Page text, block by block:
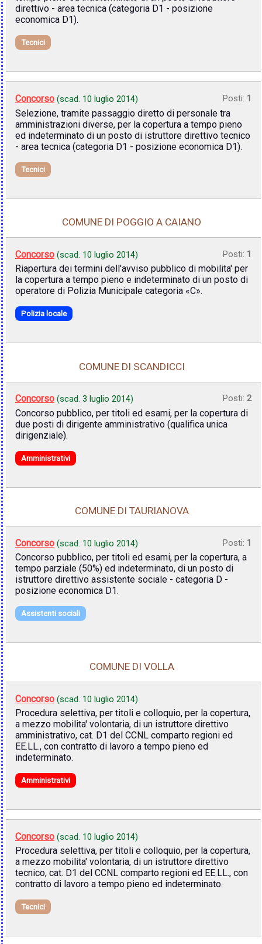
direttivo - area tecnica (categoria D1 - posizione
economica D1).
Tecnici
Concorso (scad. 10 luglio 2014) Posti: 1
Selezione, tramite passaggio diretto di personale tra
amministrazioni diverse, per la copertura a tempo pieno
ed indeterminato di un posto di istruttore direttivo tecnico
- area tecnica (categoria D1 - posizione economica D1).
Tecnici
COMUNE DI POGGIO A CAIANO
Concorso (scad. 10 luglio 2014) Posti: 1
Riapertura dei termini dell'avviso pubblico di mobilita' per
la copertura a tempo pieno e indeterminato di un posto di
operatore di Polizia Municipale categoria «C».
Polizia locale
COMUNE DI SCANDICCI
Concorso (scad. 3 luglio 2014) Posti: 2
Concorso pubblico, per titoli ed esami, per la copertura di
due posti di dirigente amministrativo (qualifica unica
dirigenziale).
Amministrativi
COMUNE DI TAURIANOVA
Concorso (scad. 10 luglio 2014) Posti: 1
Concorso pubblico, per titoli ed esami, per la copertura, a
tempo parziale (50%) ed indeterminato, di un posto di
istruttore direttivo assistente sociale - categoria D -
posizione economica D1.
Assistenti sociali
COMUNE DI VOLLA
Concorso (scad. 10 luglio 2014)
Procedura selettiva, per titoli e colloquio, per la copertura,
a mezzo mobilita' volontaria, di un istruttore direttivo
amministrativo, cat. D1 del CCNL comparto regioni ed
EE.LL., con contratto di lavoro a tempo pieno ed
indeterminato.
Amministrativi
Concorso (scad. 10 luglio 2014)
Procedura selettiva, per titoli e colloquio, per la copertura,
a mezzo mobilita' volontaria, di un istruttore direttivo
tecnico, cat. D1 del CCNL comparto regioni ed EE.LL., con
contratto di lavoro a tempo pieno ed indeterminato.
Tecnici